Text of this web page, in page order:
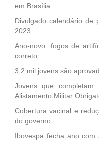
em Brasília
Divulgado calendário de
2023
Ano-novo: fogos de
correto
3,2 mil jovens são
Jovens que
Alistamento Militar
Cobertura vacinal e
do governo
Ibovespa fecha ano